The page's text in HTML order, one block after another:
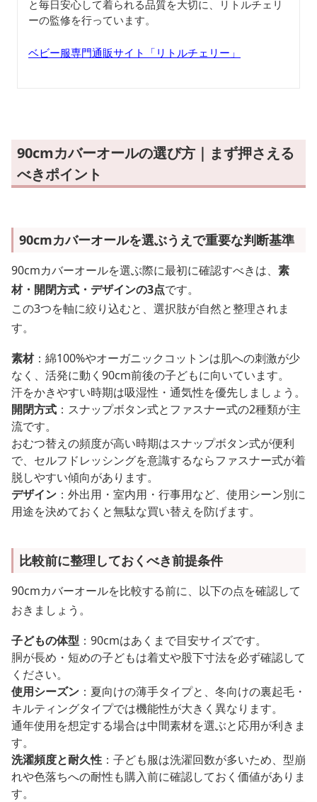
と毎日安心して着られる品質を大切に、リトルチェリ
ーの監修を行っています。
ベビー服専門通販サイト「リトルチェリー」
90cmカバーオールの選び方｜まず押さえる
べきポイント
90cmカバーオールを選ぶうえで重要な判断基準
90cmカバーオールを選ぶ際に最初に確認すべきは、 素
材・開閉方式・デザインの3点です。
この3つを軸に絞り込むと、選択肢が自然と整理されま
す。
素材：綿100%やオーガニックコットンは肌への刺激が少
なく、活発に動く90cm前後の子どもに向いています。
汗をかきやすい時期は吸湿性・通気性を優先しましょう。
開閉方式 ：スナップボタン式とファスナー式の2種類が主
流です。
おむつ替えの頻度が高い時期はスナップボタン式が便利
で、セルフドレッシングを意識するならファスナー式が着
脱しやすい傾向があります。
デザイン ：外出用・室内用・行事用など、使用シーン別に
用途を決めておくと無駄な買い替えを防げます。
比較前に整理しておくべき前提条件
90cmカバーオールを比較する前に、以下の点を確認して
おきましょう。
子どもの体型 ：90cmはあくまで目安サイズです。
胴が長め・短めの子どもは着丈や股下寸法を必ず確認して
ください。
使用シーズン ：夏向けの薄手タイプと、冬向けの裏起毛・
キルティングタイプでは機能性が大きく異なります。
通年使用を想定する場合は中間素材を選ぶと応用が利きま
す。
洗濯頻度と耐久性 ：子ども服は洗濯回数が多いため、型崩
れや色落ちへの耐性も購入前に確認しておく価値がありま
す。